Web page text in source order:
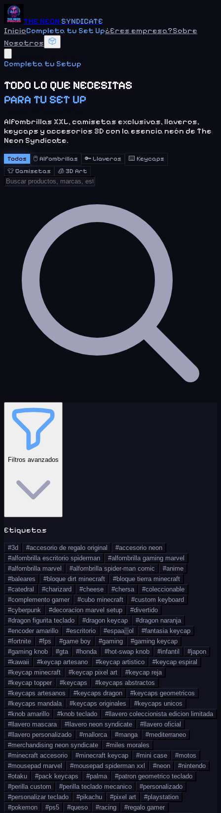
THE NEON SYNDICATE
InicioCompleta tu Set Up¿Eres empresa?Sobre
Nosotros
Completa tu Setup
TODO LO QUE NECESITAS
PARA TU SET UP
Alfombrillas XXL, camisetas exclusivas, llaveros,
keycaps y accesorios 3D con la esencia neón de The
Neon Syndicate.
Todos 🖱️ Alfombrillas 🔑Llaveros ⌨️ Keycaps
👕Camisetas 🧊3D Art
Filtros avanzados
Etiquetas
#3d #accesorio de regalo original #accesorio neon
#alfombrilla escritorio spiderman #alfombrilla gaming marvel
#alfombrilla marvel #alfombrilla spider-man comic #anime
#baleares #bloque dirt minecraft #bloque tierra minecraft
#catedral #charizard #cheese #chersa #coleccionable
#complemento gamer #cubo minecraft #custom keyboard
#cyberpunk #decoracion marvel setup #divertido
#dragon figurita teclado #dragon keycap #dragon naranja
#encoder amarillo #escritorio #espaa▒ol #fantasia keycap
#fortnite #fps #game boy #gaming #gaming keycap
#gaming knob #gta #honda #hot-swap knob #infantil #japon
#kawaii #keycap artesano #keycap artistico #keycap espiral
#keycap minecraft #keycap pixel art #keycap reja
#keycap topper #keycaps #keycaps abstractos
#keycaps artesanos #keycaps dragon #keycaps geometricos
#keycaps mandala #keycaps originales #keycaps unicos
#knob amarillo #knob teclado # llavero coleccionista edicion limitada
# llavero mascara # llavero neon syndicate # llavero oficial
# llavero personalizado #mallorca #manga #mediterraneo
#merchandising neon syndicate #miles morales
#minecraft accesorio #minecraft keycap #mini case #motos
#mousepad marvel #mousepad spiderman xxl #neon #nintendo
#otaku #pack keycaps #palma #patron geometrico teclado
#perilla custom #perilla teclado mecanico #personalizado
#personalizar teclado #pikachu #pixel art #playstation
#pokemon #ps5 #queso #racing #regalo gamer